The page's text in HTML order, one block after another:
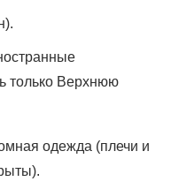
только Верхнюю
одежда (плечи и